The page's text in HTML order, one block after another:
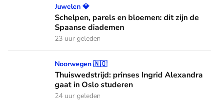
Schelpen, parels en bloemen: dit zijn de Spaanse diademen
Juwelen 💎
Schelpen, parels en bloemen: dit zijn de
Spaanse diademen
23 uur geleden
Thuiswedstrijd: prinses Ingrid Alexandra gaat in Oslo
Noorwegen 🇳🇴
Thuiswedstrijd: prinses Ingrid Alexandra
gaat in Oslo studeren
24 uur geleden